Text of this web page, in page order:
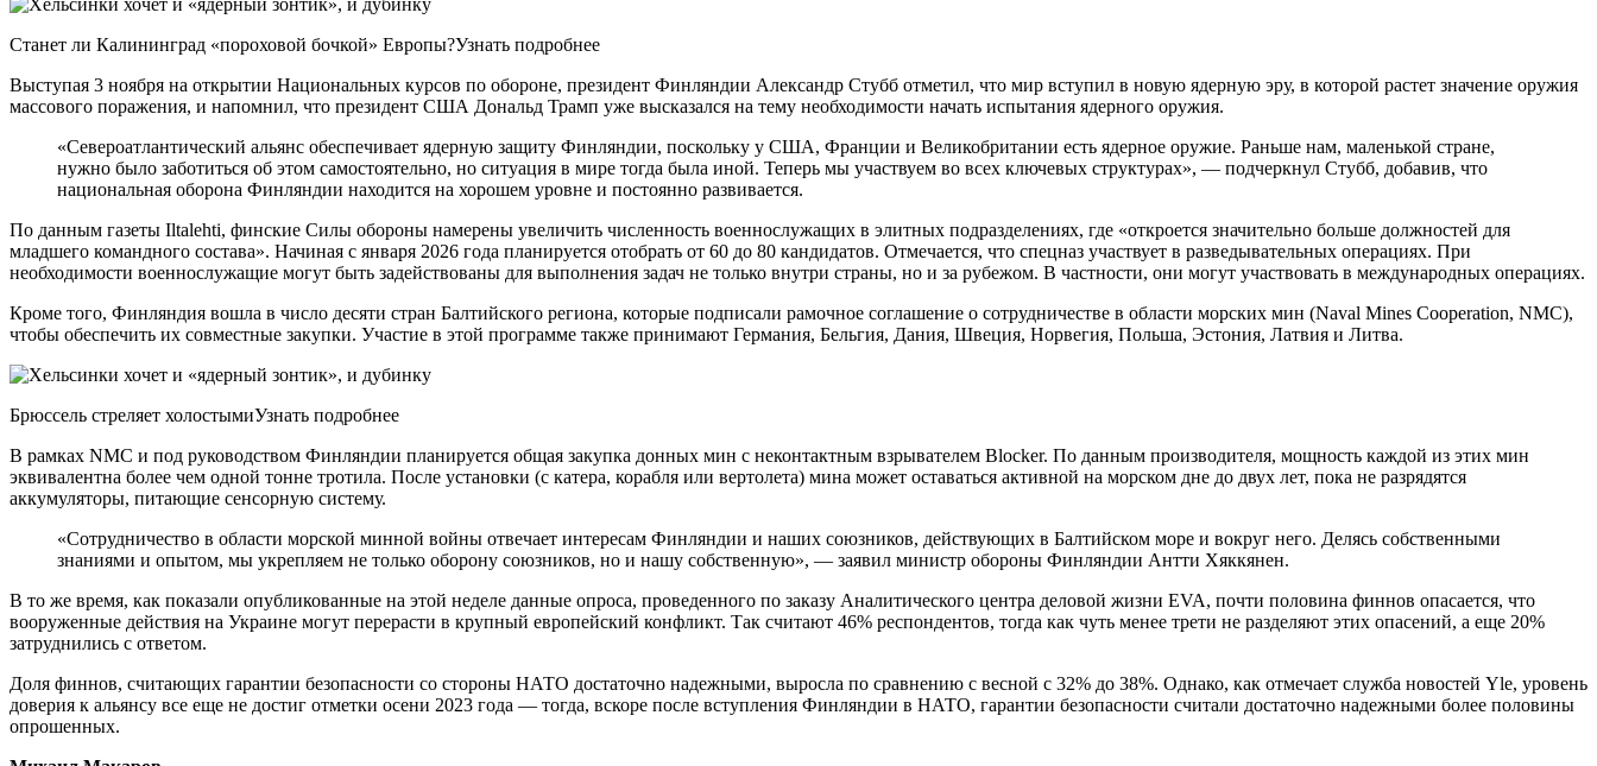
Станет ли Калининград «пороховой бочкой» Европы?Узнать подробнее
Выступая 3 ноября на открытии Национальных курсов по обороне, президент Финляндии Александр Стубб отметил, что мир вступил в новую ядерную эру, в которой растет значение оружия
массового поражения, и напомнил, что президент США Дональд Трамп уже высказался на тему необходимости начать испытания ядерного оружия.
«Североатлантический альянс обеспечивает ядерную защиту Финляндии, поскольку у США, Франции и Великобритании есть ядерное оружие. Раньше нам, маленькой стране,
нужно было заботиться об этом самостоятельно, но ситуация в мире тогда была иной. Теперь мы участвуем во всех ключевых структурах», — подчеркнул Стубб, добавив, что
национальная оборона Финляндии находится на хорошем уровне и постоянно развивается.
По данным газеты Iltalehti, финские Силы обороны намерены увеличить численность военнослужащих в элитных подразделениях, где «откроется значительно больше должностей для
младшего командного состава». Начиная с января 2026 года планируется отобрать от 60 до 80 кандидатов. Отмечается, что спецназ участвует в разведывательных операциях. При
необходимости военнослужащие могут быть задействованы для выполнения задач не только внутри страны, но и за рубежом. В частности, они могут участвовать в международных операциях.
Кроме того, Финляндия вошла в число десяти стран Балтийского региона, которые подписали рамочное соглашение о сотрудничестве в области морских мин (Naval Mines Cooperation, NMC),
чтобы обеспечить их совместные закупки. Участие в этой программе также принимают Германия, Бельгия, Дания, Швеция, Норвегия, Польша, Эстония, Латвия и Литва.
Брюссель стреляет холостымиУзнать подробнее
В рамках NMC и под руководством Финляндии планируется общая закупка донных мин с неконтактным взрывателем Blocker. По данным производителя, мощность каждой из этих мин
эквивалентна более чем одной тонне тротила. После установки (с катера, корабля или вертолета) мина может оставаться активной на морском дне до двух лет, пока не разрядятся
аккумуляторы, питающие сенсорную систему.
«Сотрудничество в области морской минной войны отвечает интересам Финляндии и наших союзников, действующих в Балтийском море и вокруг него. Делясь собственными
знаниями и опытом, мы укрепляем не только оборону союзников, но и нашу собственную», — заявил министр обороны Финляндии Антти Хяккянен.
В то же время, как показали опубликованные на этой неделе данные опроса, проведенного по заказу Аналитического центра деловой жизни EVA, почти половина финнов опасается, что
вооруженные действия на Украине могут перерасти в крупный европейский конфликт. Так считают 46% респондентов, тогда как чуть менее трети не разделяют этих опасений, а еще 20%
затруднились с ответом.
Доля финнов, считающих гарантии безопасности со стороны НАТО достаточно надежными, выросла по сравнению с весной с 32% до 38%. Однако, как отмечает служба новостей Yle, уровень
доверия к альянсу все еще не достиг отметки осени 2023 года — тогда, вскоре после вступления Финляндии в НАТО, гарантии безопасности считали достаточно надежными более половины
опрошенных.